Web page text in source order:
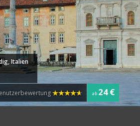
Italien
ab 24 €